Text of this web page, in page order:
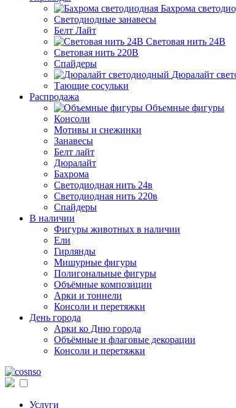
Бахрома
Светодиодные занавесы
Белт Лайт
Световая нить 24В
Световая нить 220В
Спайдеры
Дюралайт
Тающие сосульки
Распродажа
Объемные фигуры
Консоли
Мотивы и снежинки
Занавесы
Белт лайт
Дюралайт
Бахрома
Светодиодная нить 24в
Светодиодная нить 220в
Спайдеры
В наличии
Фигуры животных в наличии
Ели
Гирлянды
Мишурные фигуры
Полигональные фигуры
Объёмные композиции
Арки и тоннели
Консоли и перетяжки
День города
Арки ко Дню города
Объёмные и флаговые декорации
Консоли и перетяжки
Услуги